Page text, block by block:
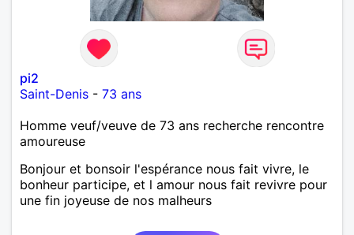
pi2
Saint-Denis - 73 ans
Homme veuf/veuve de 73 ans recherche rencontre
amoureuse
Bonjour et bonsoir l'espérance nous fait vivre, le
bonheur participe, et l amour nous fait revivre pour
une fin joyeuse de nos malheurs